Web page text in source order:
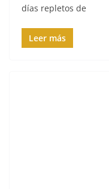
días repletos de
Leer más